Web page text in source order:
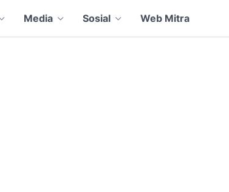
Media Sosial Web Mitra